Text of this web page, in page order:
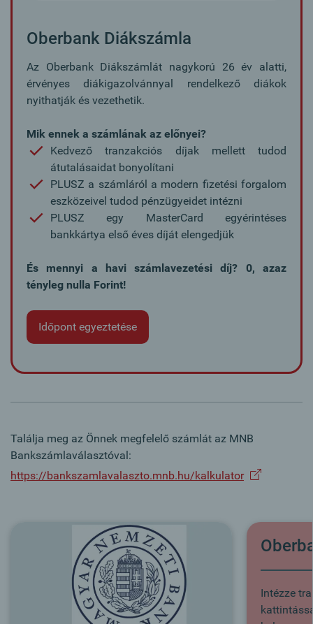
Oberbank Diákszámla
Az Oberbank Diákszámlát nagykorú 26 év alatti,
érvényes diákigazolvánnyal rendelkező diákok
nyithatják és vezethetik.
Mik ennek a számlának az előnyei?
Kedvező tranzakciós díjak mellett tudod
átutalásaidat bonyolítani
PLUSZ a számláról a modern fizetési forgalom
eszközeivel tudod pénzügyeidet intézni
PLUSZ egy MasterCard egyérintéses
bankkártya első éves díját elengedjük
És mennyi a havi számlavezetési díj? 0, azaz
tényleg nulla Forint!
Időpont egyeztetése
Találja meg az Önnek megfelelő számlát az MNB
Bankszámlaválasztóval:
https://bankszamlavalaszto.mnb.hu/kalkulator
Intézze